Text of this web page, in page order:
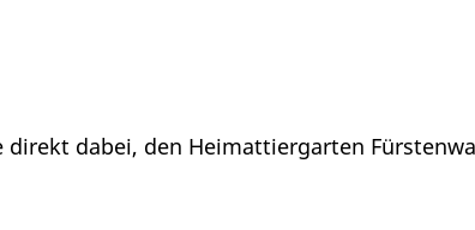
dabei, den Heimattiergarten